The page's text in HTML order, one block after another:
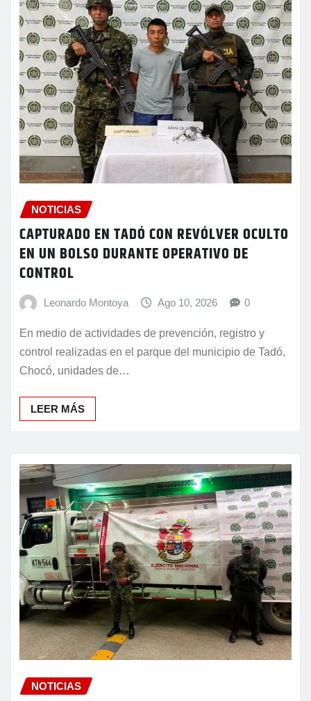
NOTICIAS
CAPTURADO EN TADÓ CON REVÓLVER OCULTO
EN UN BOLSO DURANTE OPERATIVO DE
CONTROL
Leonardo Montoya Ago 10, 2026 0
En medio de actividades de prevención, registro y
control realizadas en el parque del municipio de Tadó,
Chocó, unidades de…
LEER MÁS
NOTICIAS